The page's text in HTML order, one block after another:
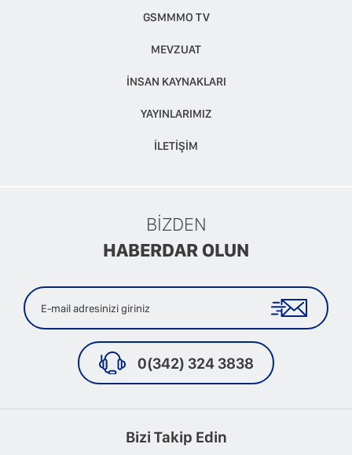
GSMMMO TV
MEVZUAT
İNSAN KAYNAKLARI
YAYINLARIMIZ
İLETİŞİM
0(342) 324 3838
BİZDEN
HABERDAR OLUN
Bizi Takip Edin